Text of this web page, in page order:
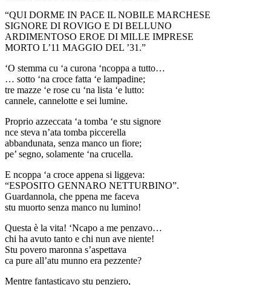
“QUI DORME IN PACE IL NOBILE MARCHESE
SIGNORE DI ROVIGO E DI BELLUNO
ARDIMENTOSO EROE DI MILLE IMPRESE
MORTO L’11 MAGGIO DEL ’31.”
‘O stemma cu ‘a curona ‘ncoppa a tutto…
… sotto ‘na croce fatta ‘e lampadine;
tre mazze ‘e rose cu ‘na lista ‘e lutto:
cannele, cannelotte e sei lumine.
Proprio azzeccata ‘a tomba ‘e stu signore
nce steva n’ata tomba piccerella
abbandunata, senza manco un fiore;
pe’ segno, solamente ‘na crucella.
E ncoppa ‘a croce appena si liggeva:
“ESPOSITO GENNARO NETTURBINO”.
Guardannola, che ppena me faceva
stu muorto senza manco nu lumino!
Questa è la vita! ‘Ncapo a me penzavo…
chi ha avuto tanto e chi nun ave niente!
Stu povero maronna s’aspettava
ca pure all’atu munno era pezzente?
Mentre fantasticavo stu penziero,